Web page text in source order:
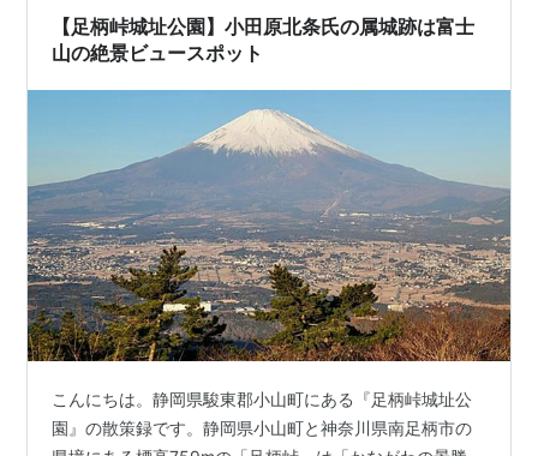
るとの事で、駐車場をコンクリートか…
【足柄峠城址公園】小田原北条氏の属城跡は富士
山の絶景ビュースポット
こんにちは。静岡県駿東郡小山町にある『足柄峠城址公
園』の散策録です。静岡県小山町と神奈川県南足柄市の